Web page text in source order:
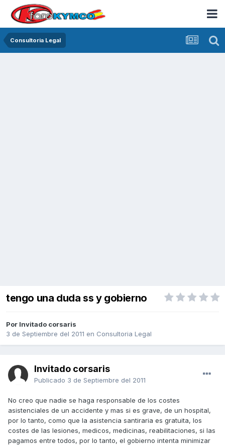
Consultoria Legal
tengo una duda ss y gobierno
Por Invitado corsaris
3 de Septiembre del 2011 en Consultoria Legal
Invitado corsaris
Publicado 3 de Septiembre del 2011
No creo que nadie se haga responsable de los costes
asistenciales de un accidente y mas si es grave, de un hospital,
por lo tanto, como que la asistencia santiraria es gratuita, los
costes de las lesiones, medicos, medicinas, reabilitaciones, si las
pagamos entre todos, por lo tanto, el gobierno intenta minimizar